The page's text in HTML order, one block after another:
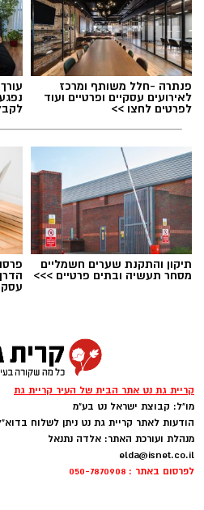
תגים:סרטים ב-20 שקלים בקריית גת
סרטים לכל הגילים, באווירה
המיזם נועד לאפשר
בחופשת הקיץ במחיר נגיש,
ההקרנות מצטרפות למגוון
והפנאי שמתקיימות בקריית
פנתרה -חלל משותף ומרכז
לאירועים עסקיים ופרטיים ועוד
לפרטים לחצו >>
תיקון והתקנת שערים חשמליים
מסחר תעשיה ובתים פרטיים >>>
קריית גת נט אתר הבית של העיר קריית גת
מו"ל: קבוצת ישראל נט בע"מ
הודעות לאתר קריית גת נט ניתן לשלוח
מנהלת ועורכת האתר: אלדה נתנאל
elda@isnet.co.il
לפרסום באתר : 050-7870908